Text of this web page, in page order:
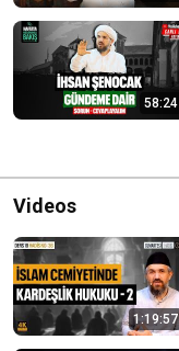
58:24
Videos
1:19:57